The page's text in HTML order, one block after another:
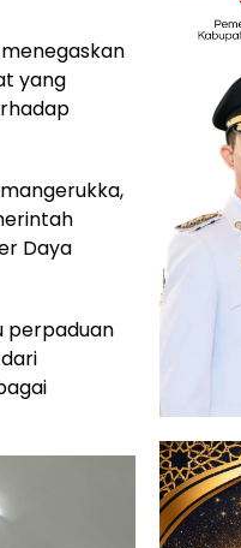
yang
Daya
perpaduan